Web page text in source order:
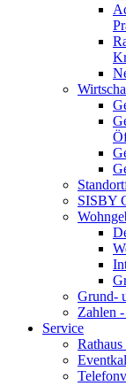
SISBY
Grund-
Zahlen
Service